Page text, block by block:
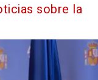
sobre la